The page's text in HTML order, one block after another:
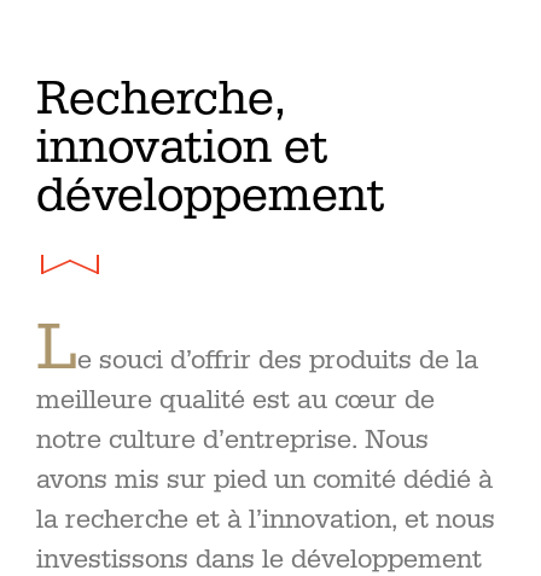
Recherche,
innovation et
développement
Le souci d’offrir des produits de la
meilleure qualité est au cœur de
notre culture d’entreprise. Nous
avons mis sur pied un comité dédié à
la recherche et à l’innovation, et nous
investissons dans le développement